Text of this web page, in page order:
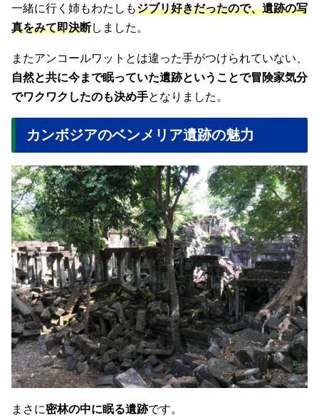
一緒に行く姉もわたしもジブリ好きだったので、遺跡の写
真をみて即決断しました。
またアンコールワットとは違った手がつけられていない、
自然と共に今まで眠っていた遺跡ということで冒険家気分
でワクワクしたのも決め手となりました。
カンボジアのベンメリア遺跡の魅力
まさに密林の中に眠る遺跡です。